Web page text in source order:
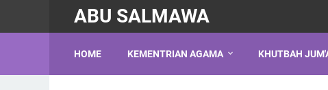
ABU SALMAWA
HOME KEMENTRIAN AGAMA KHUTBAH